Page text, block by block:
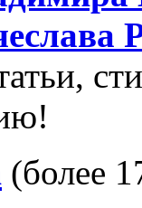
(более